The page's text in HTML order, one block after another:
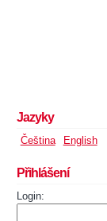
Jazyky
Čeština English
Přihlášení
Login: